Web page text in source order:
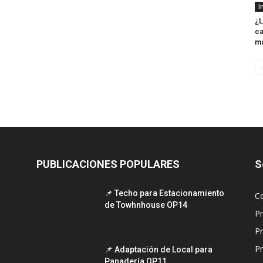
PUBLICACIONES POPULARES
📌 Techo para Estacionamiento
de Towhnhouse OP14
📌 Adaptación de Local para